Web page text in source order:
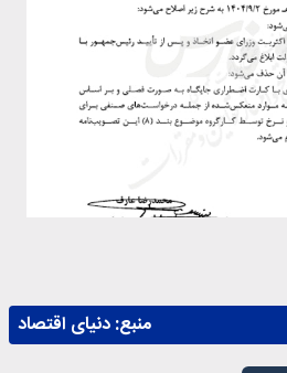
منبع:دنیای اقتصاد